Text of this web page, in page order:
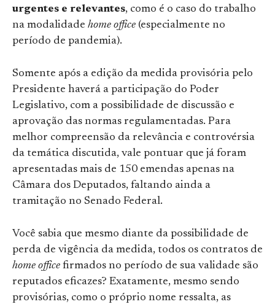
urgentes e relevantes, como é o caso do trabalho
na modalidade home office (especialmente no
período de pandemia).
Somente após a edição da medida provisória pelo
Presidente haverá a participação do Poder
Legislativo, com a possibilidade de discussão e
aprovação das normas regulamentadas. Para
melhor compreensão da relevância e controvérsia
da temática discutida, vale pontuar que já foram
apresentadas mais de 150 emendas apenas na
Câmara dos Deputados, faltando ainda a
tramitação no Senado Federal.
Você sabia que mesmo diante da possibilidade de
perda de vigência da medida, todos os contratos de
home office firmados no período de sua validade são
reputados eficazes? Exatamente, mesmo sendo
provisórias, como o próprio nome ressalta, as